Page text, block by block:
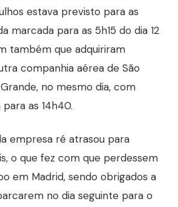
estava previsto para as
marcada para as 5h15 do dia 12
também que adquiriram
companhia aérea de São
no mesmo dia, com
as 14h40.
empresa ré atrasou para
o que fez com que perdessem
em Madrid, sendo obrigados a
no dia seguinte para o